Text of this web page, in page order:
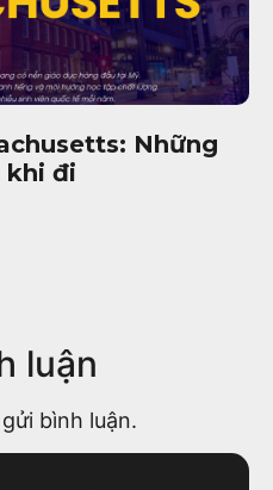
Những
khi đi
luận
bình luận.